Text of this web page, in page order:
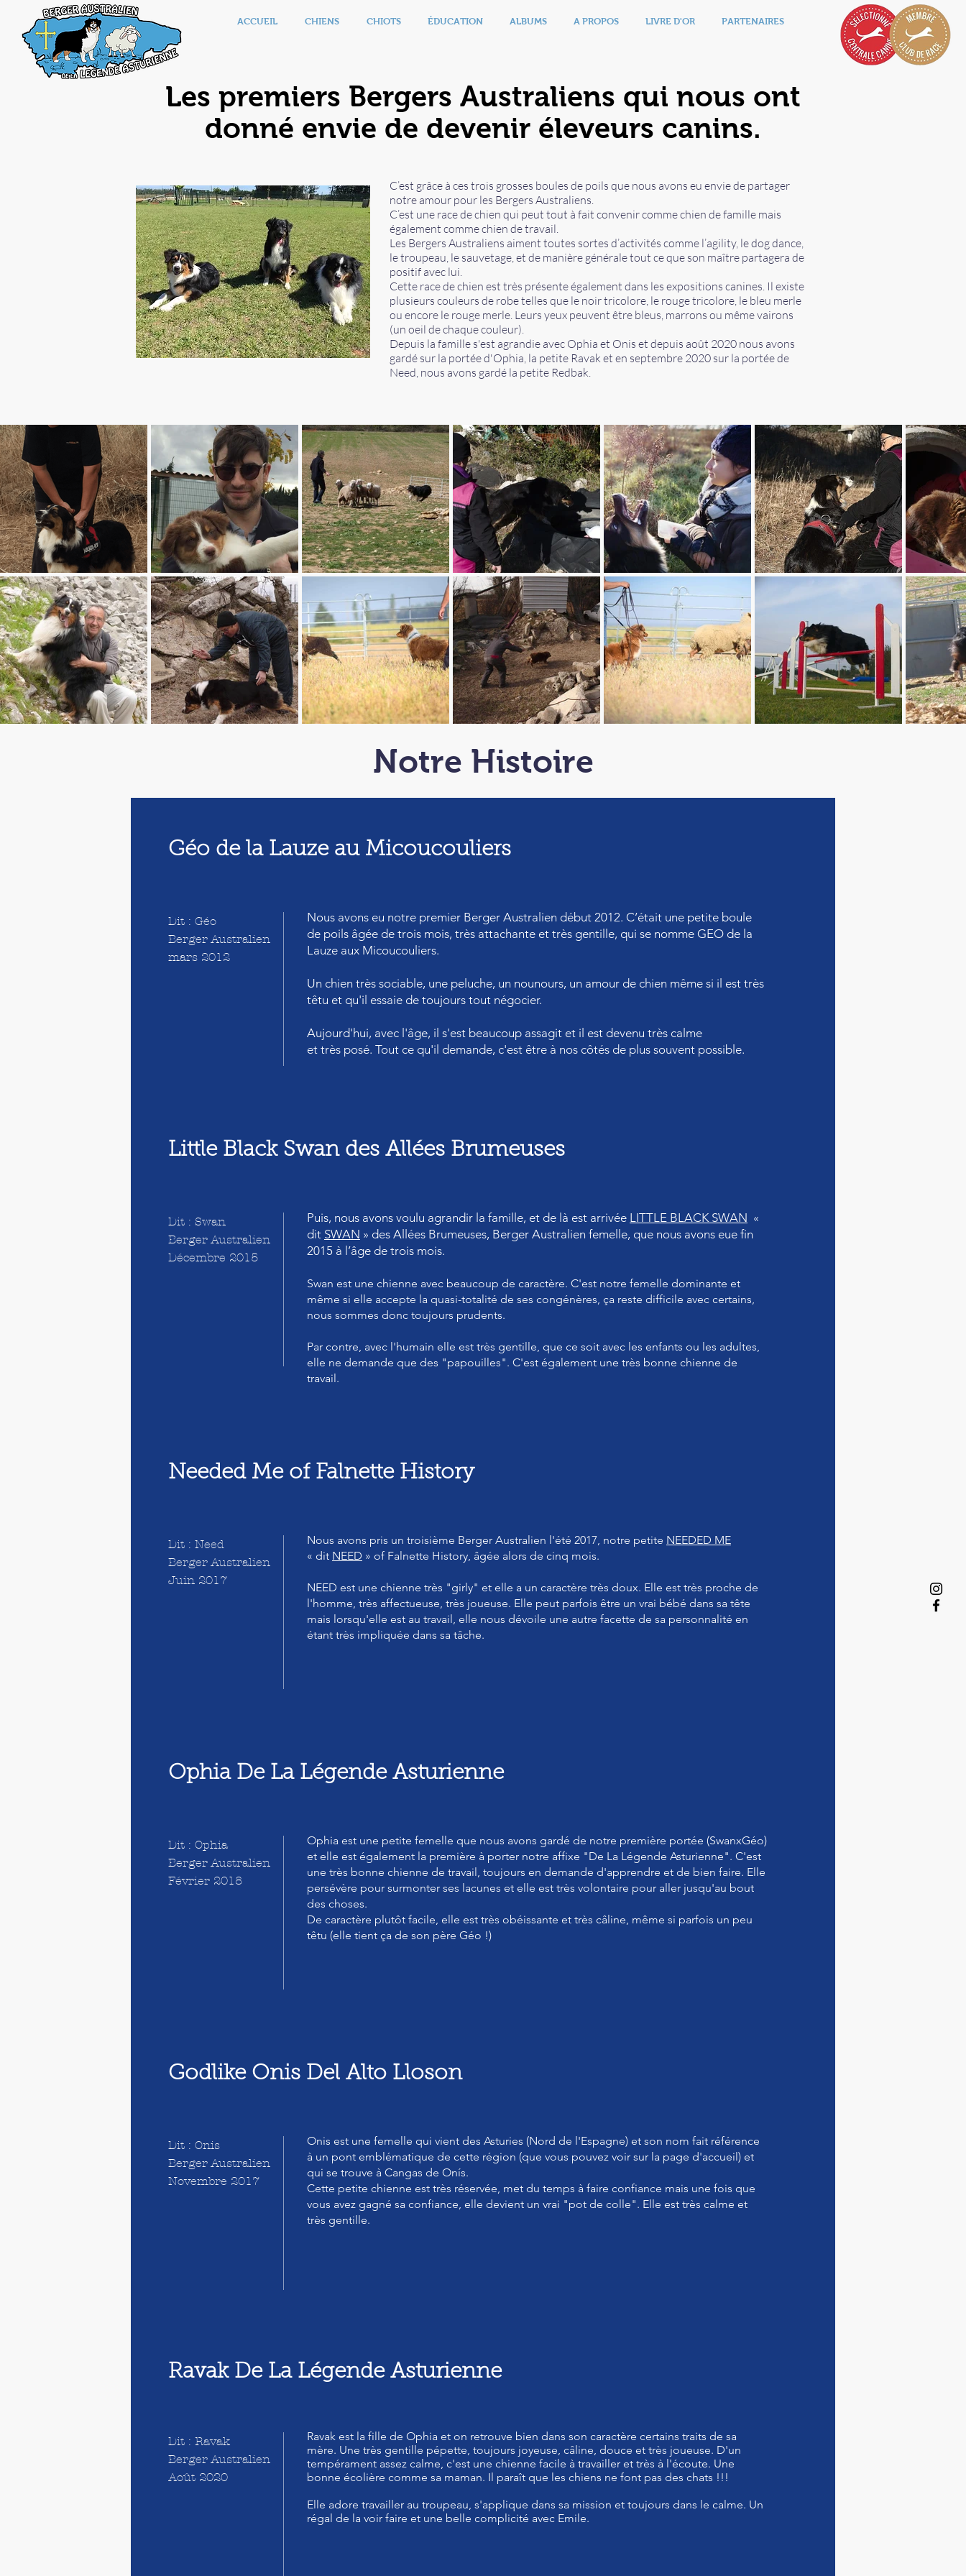
ACCUEIL CHIENS CHIOTS ÉDUCATION ALBUMS A PROPOS LIVRE D'OR PARTENAIRES
Les premiers Bergers Australiens qui nous ont
donné envie de devenir éleveurs canins.
C’est grâce à ces trois grosses boules de poils que nous avons eu envie de partager
notre amour pour les Bergers Australiens.
C’est une race de chien qui peut tout à fait convenir comme chien de famille mais
également comme chien de travail.
Les Bergers Australiens aiment toutes sortes d’activités comme l’agility, le dog dance,
le troupeau, le sauvetage, et de manière générale tout ce que son maître partagera de
positif avec lui.
Cette race de chien est très présente également dans les expositions canines. Il existe
plusieurs couleurs de robe telles que le noir tricolore, le rouge tricolore, le bleu merle
ou encore le rouge merle. Leurs yeux peuvent être bleus, marrons ou même vairons
(un oeil de chaque couleur).
Depuis la famille s'est agrandie avec Ophia et Onis et depuis août 2020 nous avons
gardé sur la portée d'Ophia, la petite Ravak et en septembre 2020 sur la portée de
Need, nous avons gardé la petite Redbak.
Notre Histoire
Géo de la Lauze au Micoucouliers
Dit : Géo
Berger Australien
mars 2012
Nous avons eu notre premier Berger Australien début 2012. C’était une petite boule
de poils âgée de trois mois, très attachante et très gentille, qui se nomme GEO de la
Lauze aux Micoucouliers.
Un chien très sociable, une peluche, un nounours, un amour de chien même si il est très
têtu et qu'il essaie de toujours tout négocier.
Aujourd'hui, avec l'âge, il s'est beaucoup assagit et il est devenu très calme
et très posé. Tout ce qu'il demande, c'est être à nos côtés de plus souvent possible.
Little Black Swan des Allées Brumeuses
Dit : Swan
Berger Australien
Décembre 2015
Puis, nous avons voulu agrandir la famille, et de là est arrivée LITTLE BLACK SWAN «
dit SWAN » des Allées Brumeuses, Berger Australien femelle, que nous avons eue fin
2015 à l’âge de trois mois.
Swan est une chienne avec beaucoup de caractère. C'est notre femelle dominante et
même si elle accepte la quasi-totalité de ses congénères, ça reste difficile avec certains,
nous sommes donc toujours prudents.
Par contre, avec l'humain elle est très gentille, que ce soit avec les enfants ou les adultes,
elle ne demande que des "papouilles". C'est également une très bonne chienne de
travail.
Needed Me of Falnette History
Dit : Need
Berger Australien
Juin 2017
Nous avons pris un troisième Berger Australien l'été 2017, notre petite NEEDED ME
« dit NEED » of Falnette History, âgée alors de cinq mois.
NEED est une chienne très "girly" et elle a un caractère très doux. Elle est très proche de
l'homme, très affectueuse, très joueuse. Elle peut parfois être un vrai bébé dans sa tête
mais lorsqu'elle est au travail, elle nous dévoile une autre facette de sa personnalité en
étant très impliquée dans sa tâche.
Ophia De La Légende Asturienne
Dit : Ophia
Berger Australien
Février 2018
Ophia est une petite femelle que nous avons gardé de notre première portée (SwanxGéo)
et elle est également la première à porter notre affixe "De La Légende Asturienne". C'est
une très bonne chienne de travail, toujours en demande d'apprendre et de bien faire. Elle
persévère pour surmonter ses lacunes et elle est très volontaire pour aller jusqu'au bout
des choses.
De caractère plutôt facile, elle est très obéissante et très câline, même si parfois un peu
têtu (elle tient ça de son père Géo !)
Godlike Onis Del Alto Lloson
Dit : Onis
Berger Australien
Novembre 2017
Onis est une femelle qui vient des Asturies (Nord de l'Espagne) et son nom fait référence
à un pont emblématique de cette région (que vous pouvez voir sur la page d'accueil) et
qui se trouve à Cangas de Onís.
Cette petite chienne est très réservée, met du temps à faire confiance mais une fois que
vous avez gagné sa confiance, elle devient un vrai "pot de colle". Elle est très calme et
très gentille.
Ravak De La Légende Asturienne
Dit : Ravak
Berger Australien
Août 2020
Ravak est la fille de Ophia et on retrouve bien dans son caractère certains traits de sa
mère. Une très gentille pépette, toujours joyeuse, câline, douce et très joueuse. D'un
tempérament assez calme, c'est une chienne facile à travailler et très à l'écoute. Une
bonne écolière comme sa maman. Il paraît que les chiens ne font pas des chats !!!
Elle adore travailler au troupeau, s'applique dans sa mission et toujours dans le calme. Un
régal de la voir faire et une belle complicité avec Emile.